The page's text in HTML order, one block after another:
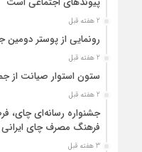
2 هفته قبل
رونمایی از پوستر
2 هفته قبل
ستون استوار صیانت از
2 هفته قبل
جشنواره رسانه‌ای چای،
فرهنگ مصرف چای
3 هفته قبل